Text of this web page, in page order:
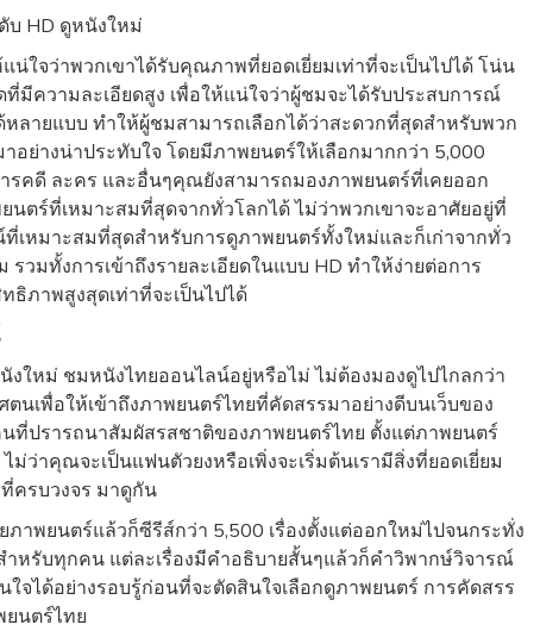
บ HD ดูหนังใหม่
ใจว่าพวกเขาได้รับคุณภาพที่ยอดเยี่ยมเท่าที่จะเป็นไปได้ โน่น
มีความละเอียดสูง เพื่อให้แน่ใจว่าผู้ชมจะได้รับประสบการณ์
ลายแบบ ทำให้ผู้ชมสามารถเลือกได้ว่าสะดวกที่สุดสำหรับพวก
อย่างน่าประทับใจ โดยมีภาพยนตร์ให้เลือกมากกว่า 5,000
รคดี ละคร และอื่นๆคุณยังสามารถมองภาพยนตร์ที่เคยออก
ตร์ที่เหมาะสมที่สุดจากทั่วโลกได้ ไม่ว่าพวกเขาจะอาศัยอยู่ที่
ที่เหมาะสมที่สุดสำหรับการดูภาพยนตร์ทั้งใหม่และก็เก่าจากทั่ว
วมทั้งการเข้าถึงรายละเอียดในแบบ HD ทำให้ง่ายต่อการ
ธิภาพสูงสุดเท่าที่จะเป็นไปได้
ใหม่ ชมหนังไทยออนไลน์อยู่หรือไม่ ไม่ต้องมองดูไปไกลกว่า
เพื่อให้เข้าถึงภาพยนตร์ไทยที่คัดสรรมาอย่างดีบนเว็บของ
ปรารถนาสัมผัสรสชาติของภาพยนตร์ไทย ตั้งแต่ภาพยนตร์
ว่าคุณจะเป็นแฟนตัวยงหรือเพิ่งจะเริ่มต้นเรามีสิ่งที่ยอดเยี่ยม
ครบวงจร มาดูกัน
าพยนตร์แล้วก็ซีรีส์กว่า 5,500 เรื่องตั้งแต่ออกใหม่ไปจนกระทั่ง
ำหรับทุกคน แต่ละเรื่องมีคำอธิบายสั้นๆแล้วก็คำวิพากษ์วิจารณ์
จได้อย่างรอบรู้ก่อนที่จะตัดสินใจเลือกดูภาพยนตร์ การคัดสรร
นตร์ไทย